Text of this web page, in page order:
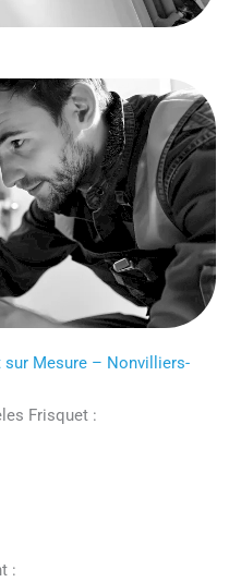
sur Mesure – Nonvilliers-
Frisquet :
: